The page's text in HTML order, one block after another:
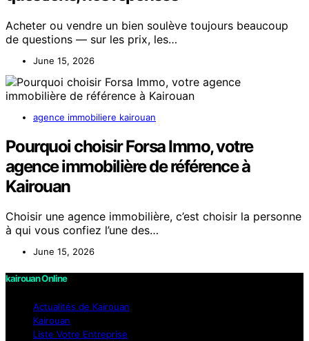
Acheter ou vendre un bien soulève toujours beaucoup
de questions — sur les prix, les…
June 15, 2026
agence immobiliere kairouan
Pourquoi choisir Forsa Immo, votre
agence immobilière de référence à
Kairouan
Choisir une agence immobilière, c’est choisir la personne
à qui vous confiez l’une des…
June 15, 2026
kairouan Online
Actualités de Kairouan
Kairouan
Liste Votre Entreprise